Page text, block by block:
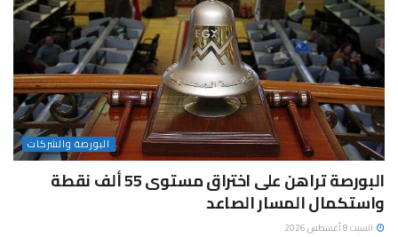
البورصة والشركات
البورصة تراهن على اختراق مستوى 55 ألف نقطة
واستكمال المسار الصاعد
السبت 8 أغسطس 2026